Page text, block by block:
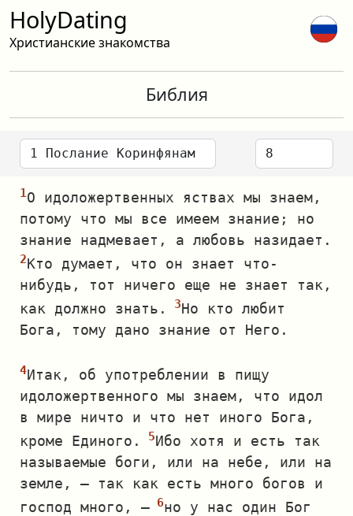
HolyDating
Христианские знакомства
Библия
О идоложертвенных яствах мы знаем,
потому что мы все имеем знание; но
знание надмевает, а любовь назидает.
Кто думает, что он знает что‐
нибудь, тот ничего еще не знает так,
как должно знать.
Но кто любит
Бога, тому дано знание от Него.
Итак, об употреблении в пищу
идоложертвенного мы знаем, что идол
в мире ничто и что нет иного Бога,
кроме Единого.
Ибо хотя и есть так
называемые боги, или на небе, или на
земле, — так как есть много богов и
господ много, —
но у нас один Бог